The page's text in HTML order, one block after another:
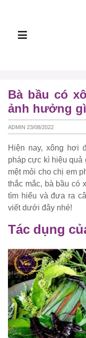
Bà bầu có
ảnh hưởng
ADMIN 23/08/2022
Hiện nay, xông hơi
pháp cực kì hiệu quả
mệt mỏi cho chị em
thắc mắc, bà bầu có
tìm hiểu và đưa ra
viết dưới đây nhé!
Tác dụng